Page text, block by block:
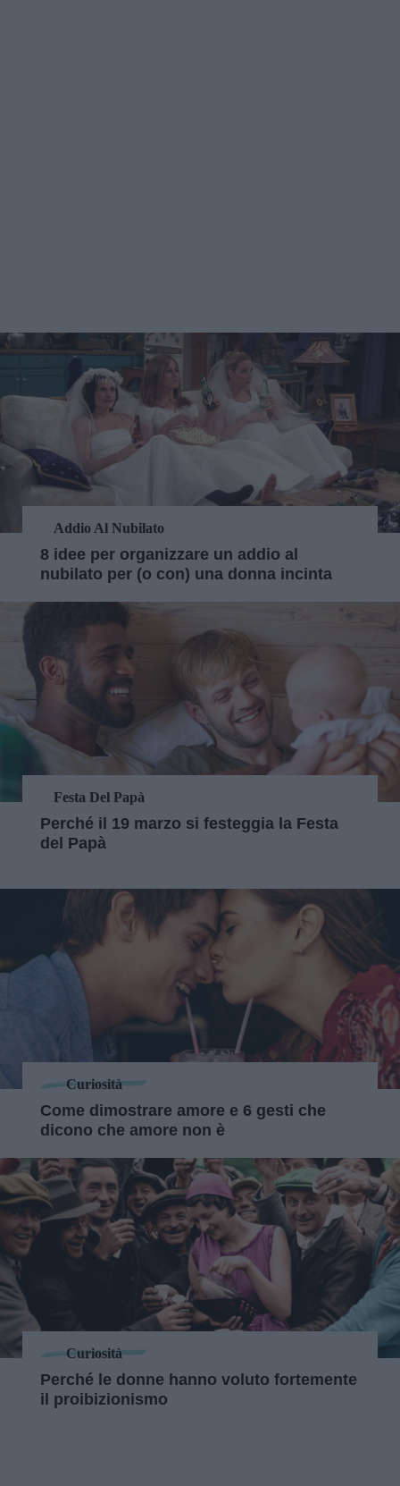
Addio Al Nubilato
8 idee per organizzare un addio al
nubilato per (o con) una donna incinta
Festa Del Papà
Perché il 19 marzo si festeggia la Festa
del Papà
Curiosità
Come dimostrare amore e 6 gesti che
dicono che amore non è
Curiosità
Perché le donne hanno voluto fortemente
il proibizionismo